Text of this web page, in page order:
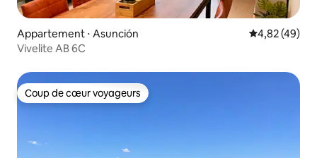
Appartement ⋅ Asunción Évaluation
4,82 (49)
Vivelite AB 6C
Coup de cœur voyageurs
Coup de cœur voyageurs